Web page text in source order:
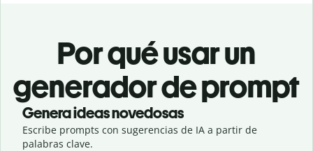
Por qué usar un
generador de prompt
Genera ideas novedosas
Escribe prompts con sugerencias de IA a partir de
palabras clave.